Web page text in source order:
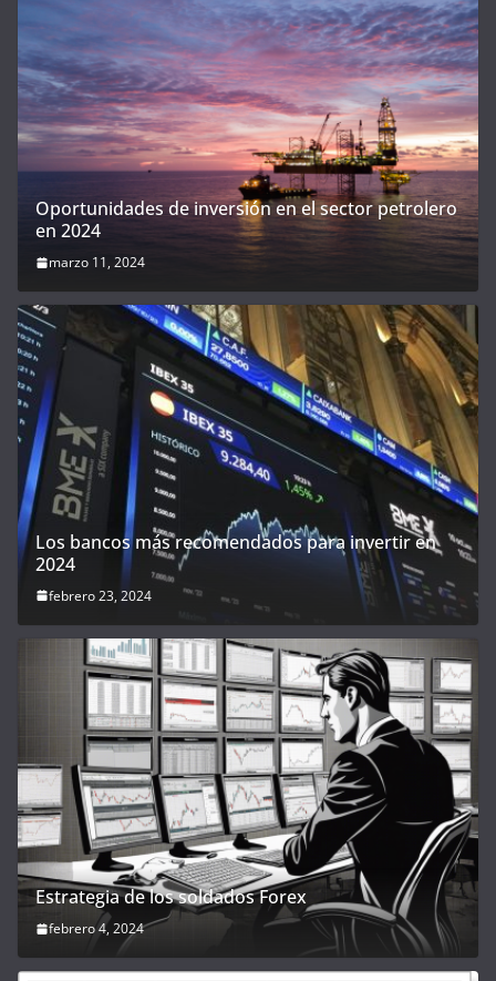
Oportunidades de inversión en el sector petrolero
en 2024
marzo 11, 2024
Los bancos más recomendados para invertir en
2024
febrero 23, 2024
Estrategia de los soldados Forex
febrero 4, 2024